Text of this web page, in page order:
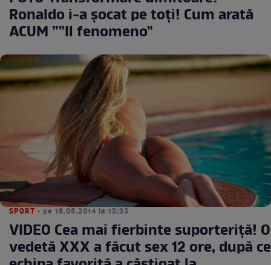
Ronaldo i-a şocat pe toţi! Cum arată
ACUM ”"Il fenomeno"
SPORT • pe 18.06.2014 la 15:35
VIDEO Cea mai fierbinte suporteriţă! O
vedetă XXX a făcut sex 12 ore, după ce